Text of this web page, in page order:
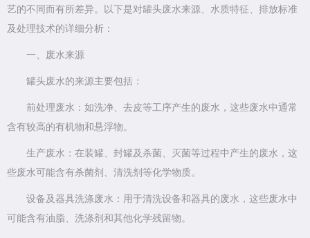
艺的不同而有所差异。以下是对罐头废水来源、水质特征、排放标准
及处理技术的详细分析：
一、废水来源
罐头废水的来源主要包括：
前处理废水：如洗净、去皮等工序产生的废水，这些废水中通常
含有较高的有机物和悬浮物。
生产废水：在装罐、封罐及杀菌、灭菌等过程中产生的废水，这
些废水可能含有杀菌剂、清洗剂等化学物质。
设备及器具洗涤废水：用于清洗设备和器具的废水，这些废水中
可能含有油脂、洗涤剂和其他化学残留物。